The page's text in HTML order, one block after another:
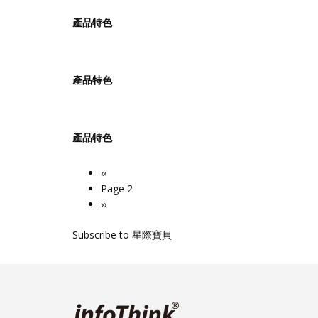
產品特色
產品特色
產品特色
Pagination
Previous
page
‹‹
Page 2
Next
››
Subscribe to 星際寶貝